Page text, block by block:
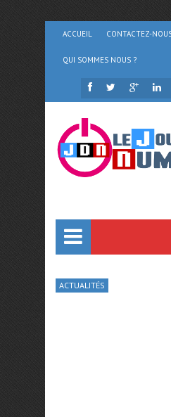
ACCUEIL CONTACTEZ-
QUI SOMMES NOUS ?
ACTUALITÉS